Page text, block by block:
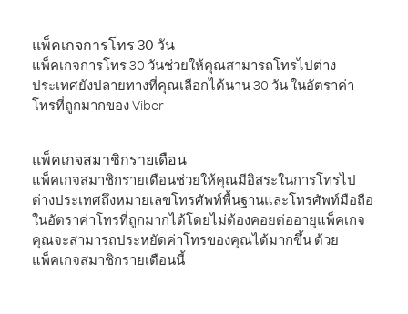
แพ็คเกจการโทร 30 วัน
แพ็คเกจการโทร 30 วันช่วยให้คุณสามารถโทรไปต่าง
ประเทศยังปลายทางที่คุณเลือกได้นาน 30 วัน ในอัตราค่า
โทรที่ถูกมากของ Viber
แพ็คเกจสมาชิกรายเดือน
แพ็คเกจสมาชิกรายเดือนช่วยให้คุณมีอิสระในการโทรไป
ต่างประเทศถึงหมายเลขโทรศัพท์พื้นฐานและโทรศัพท์มือถือ
ในอัตราค่าโทรที่ถูกมากได้โดยไม่ต้องคอยต่ออายุแพ็คเกจ
คุณจะสามารถประหยัดค่าโทรของคุณได้มากขึ้น ด้วย
แพ็คเกจสมาชิกรายเดือนนี้